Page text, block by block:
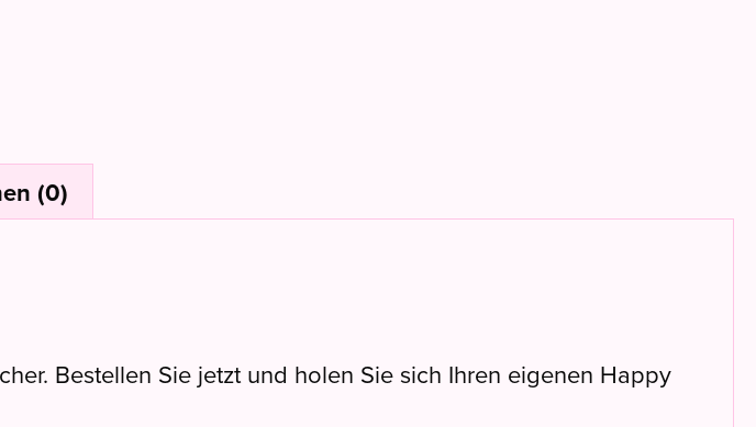
(0)
Bestellen Sie jetzt und holen Sie sich Ihren eigenen Happy